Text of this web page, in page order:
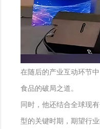
在随后的产业互动环节
食品的破局之道。
同时，他还结合全球现
型的关键时期，期望行